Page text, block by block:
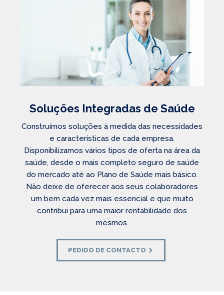
Soluções Integradas de Saúde
Construímos soluções à medida das necessidades
e características de cada empresa.
Disponibilizamos vários tipos de oferta na área da
saúde, desde o mais completo seguro de saúde
do mercado até ao Plano de Saúde mais básico.
Não deixe de oferecer aos seus colaboradores
um bem cada vez mais essencial e que muito
contribui para uma maior rentabilidade dos
mesmos.
PEDIDO DE CONTACTO